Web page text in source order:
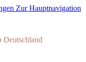
Zur Hauptnavigation
Deutschland